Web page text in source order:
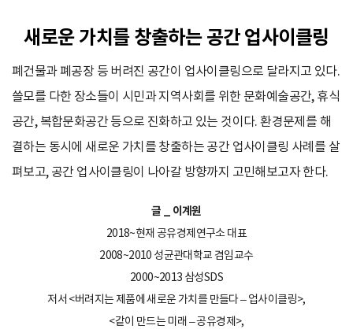
새로운 가치를 창출하는 공간 업사이클링
폐건물과 폐공장 등 버려진 공간이 업사이클링으로 달라지고 있다.
쓸모를 다한 장소들이 시민과 지역사회를 위한 문화예술공간, 휴식
공간, 복합문화공간 등으로 진화하고 있는 것이다. 환경문제를 해
결하는 동시에 새로운 가치를 창출하는 공간 업사이클링 사례를 살
펴보고, 공간 업사이클링이 나아갈 방향까지 고민해보고자 한다.
글 _ 이계원
2018~현재 공유경제연구소 대표
2008~2010 성균관대학교 겸임교수
2000~2013 삼성SDS
저서 <버려지는 제품에 새로운 가치를 만들다 – 업사이클링>,
<같이 만드는 미래 – 공유경제>,